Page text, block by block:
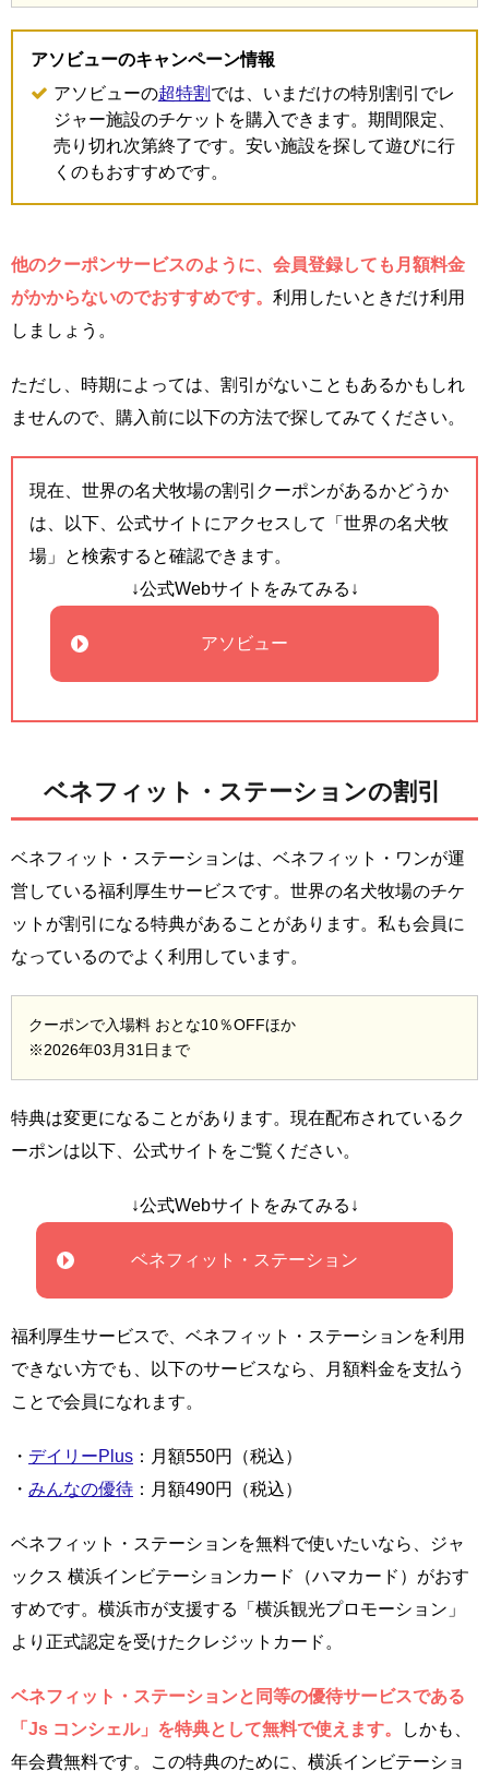
アソビューのキャンペーン情報
アソビューの超特割 では、いまだけの特別割引でレ
ジャー施設のチケットを購入できます。期間限定、
売り切れ次第終了です。安い施設を探して遊びに行
くのもおすすめです。
他のクーポンサービスのように、会員登録しても月額料金
がかからないのでおすすめです。 利用したいときだけ利用
しましょう。
ただし、時期によっては、割引がないこともあるかもしれ
ませんので、購入前に以下の方法で探してみてください。
現在、世界の名犬牧場の割引クーポンがあるかどうか
は、以下、公式サイトにアクセスして「世界の名犬牧
場」と検索すると確認できます。
↓公式Webサイトをみてみる↓
アソビュー
ベネフィット・ステーションの割引
ベネフィット・ステーションは、ベネフィット・ワンが運
営している福利厚生サービスです。世界の名犬牧場のチケ
ットが割引になる特典があることがあります。私も会員に
なっているのでよく利用しています。
クーポンで入場料 おとな10％OFFほか
※2026年03月31日まで
特典は変更になることがあります。現在配布されているク
ーポンは以下、公式サイトをご覧ください。
↓公式Webサイトをみてみる↓
ベネフィット・ステーション
福利厚生サービスで、ベネフィット・ステーションを利用
できない方でも、以下のサービスなら、月額料金を支払う
ことで会員になれます。
・ デイリーPlus ：月額550円（税込）
・ みんなの優待 ：月額490円（税込）
ベネフィット・ステーションを無料で使いたいなら、ジャ
ックス 横浜インビテーションカード（ハマカード）がおす
すめです。横浜市が支援する「横浜観光プロモーション」
より正式認定を受けたクレジットカード。
ベネフィット・ステーションと同等の優待サービスである
「Js コンシェル」を特典として無料で使えます。
しかも、
年会費無料です。この特典のために、横浜インビテーショ